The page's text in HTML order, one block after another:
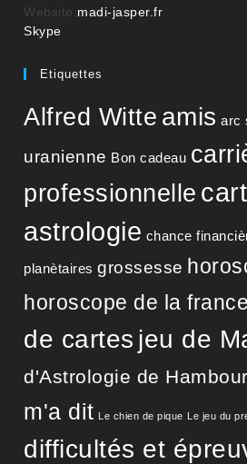
Website: madi-jasper.fr
SkypeS’ouvre
votre
Etiquettes
Alfred Witte amis arc
uranienne Bon cadeau
professionnelle
astrologie chance
planètaires grossesse
horoscope de la france
de cartes jeu de
d'Astrologie de
m'a dit Le chien de pique Le jeu du
difficultés et